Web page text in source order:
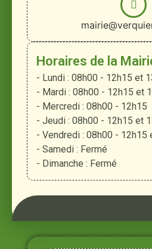
Horaires de la
- Lundi : 08h00 - 12h15 et
- Mardi : 08h00 - 12h15 et
- Mercredi : 08h00 - 12h15
- Jeudi : 08h00 - 12h15 et
- Vendredi : 08h00 - 12h15
- Samedi : Fermé
- Dimanche : Fermé